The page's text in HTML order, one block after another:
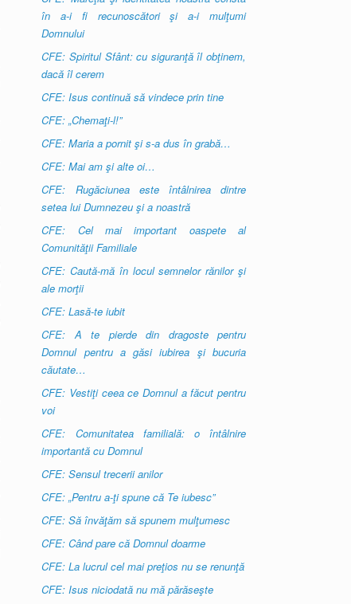
în a-i fi recunoscători şi a-i mulţumi
Domnului
CFE: Spiritul Sfânt: cu siguranţă îl obţinem,
dacă îl cerem
CFE: Isus continuă să vindece prin tine
CFE: „Chemaţi-l!”
CFE: Maria a pornit şi s-a dus în grabă…
CFE: Mai am şi alte oi…
CFE: Rugăciunea este întâlnirea dintre
setea lui Dumnezeu şi a noastră
CFE: Cel mai important oaspete al
Comunităţii Familiale
CFE: Caută-mă în locul semnelor rănilor şi
ale morţii
CFE: Lasă-te iubit
CFE: A te pierde din dragoste pentru
Domnul pentru a găsi iubirea şi bucuria
căutate…
CFE: Vestiţi ceea ce Domnul a făcut pentru
voi
CFE: Comunitatea familială: o întâlnire
importantă cu Domnul
CFE: Sensul trecerii anilor
CFE: „Pentru a-ţi spune că Te iubesc”
CFE: Să învăţăm să spunem mulţumesc
CFE: Când pare că Domnul doarme
CFE: La lucrul cel mai preţios nu se renunţă
CFE: Isus niciodată nu mă părăseşte